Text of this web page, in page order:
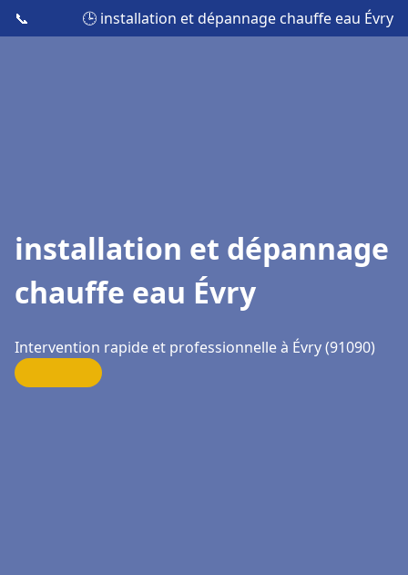
📞 🕒 installation et dépannage chauffe eau Évry
installation et dépannage
chauffe eau Évry
Intervention rapide et professionnelle à Évry (91090)